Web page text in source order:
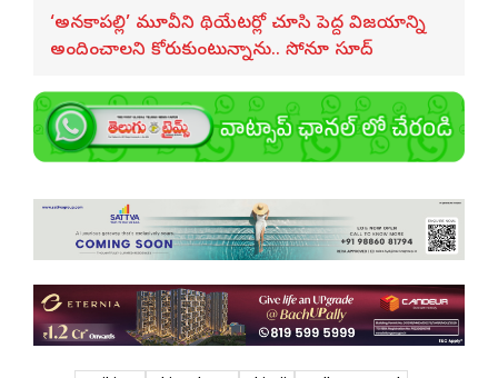
‘అనకాపల్లి’ మూవీని థియేటర్లో చూసి పెద్ద విజయాన్ని
అందించాలని కోరుకుంటున్నాను.. సోనూ సూద్